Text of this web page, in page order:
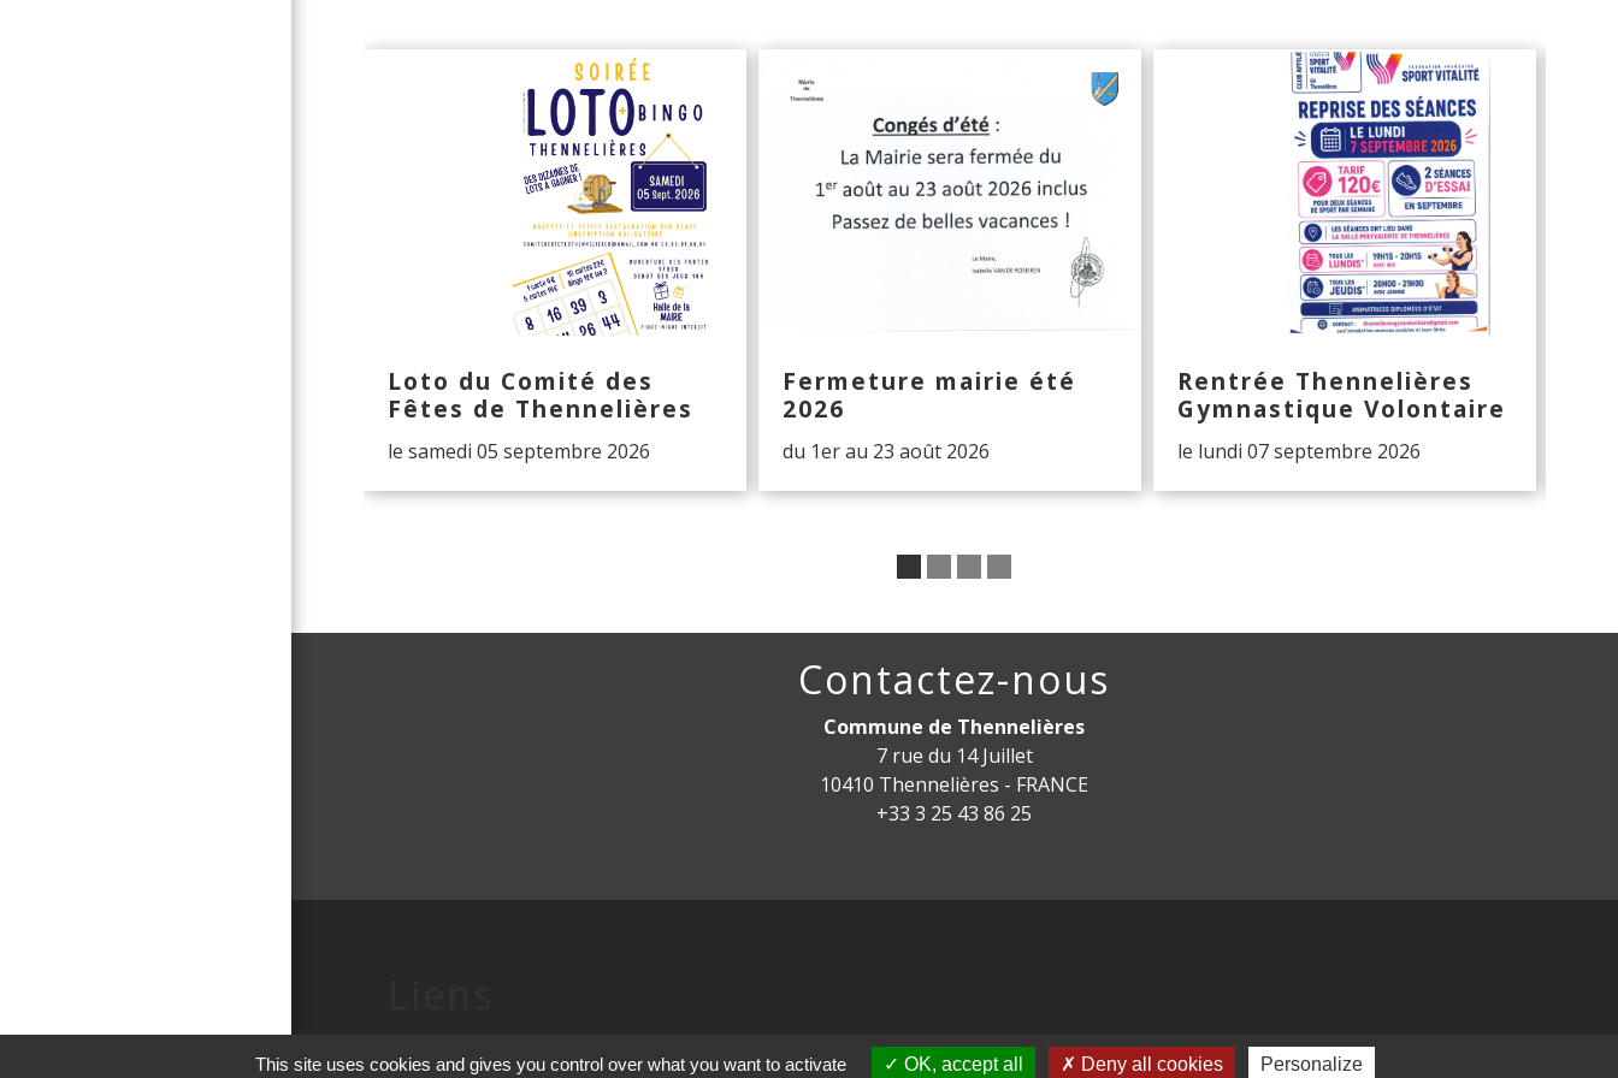
Loto du Comité des
Fêtes de Thennelières
le samedi 05 septembre 2026
Fermeture mairie été
2026
du 1er au 23 août 2026
Rentrée Thennelières
Gymnastique Volontaire
le lundi 07 septembre 2026
Contactez-nous
Commune de Thennelières
7 rue du 14 Juillet
10410 Thennelières - FRANCE
+33 3 25 43 86 25
Conseil Départemental de l'Aube
This site uses cookies and gives you control over what you want to activate OK, accept all Deny all cookies Personalize